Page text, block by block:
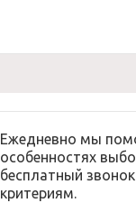
Ежедневно мы
особенностях
бесплатный
критериям.